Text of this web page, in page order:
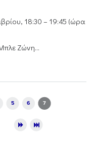
18:30 – 19:45 (ώρα
Ζώνη...
5 6 7